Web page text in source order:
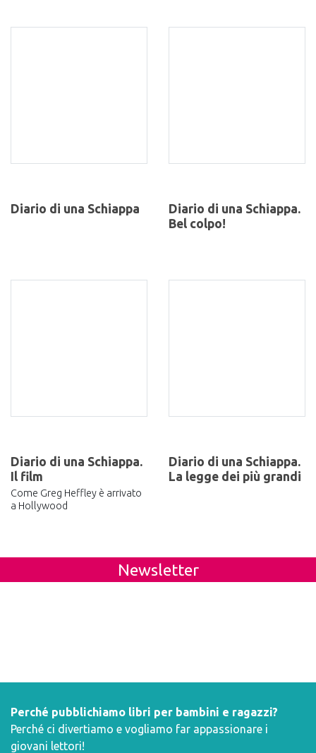
Diario di una Schiappa
Diario di una Schiappa.
Bel colpo!
Diario di una Schiappa.
Il film
Come Greg Heffley è arrivato
a Hollywood
Diario di una Schiappa.
La legge dei più grandi
Newsletter
Perché pubblichiamo libri per bambini e ragazzi?
Perché ci divertiamo e vogliamo far appassionare i
giovani lettori!